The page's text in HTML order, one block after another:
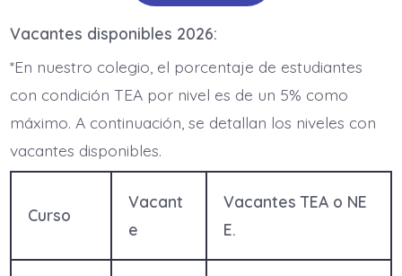
Vacantes disponibles 2026:
*En nuestro colegio, el porcentaje de estudiantes
con condición TEA por nivel es de un 5% como
máximo. A continuación, se detallan los niveles con
vacantes disponibles.
Curso
Vacant
e
Vacantes TEA o NE
E.